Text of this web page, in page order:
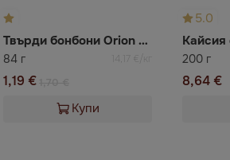
Твърди бонбони Orion Hong с мед и кумкуат
84 г 14,17 €/кг
1,19 €
Купи
5.0
200 г
8,64 €